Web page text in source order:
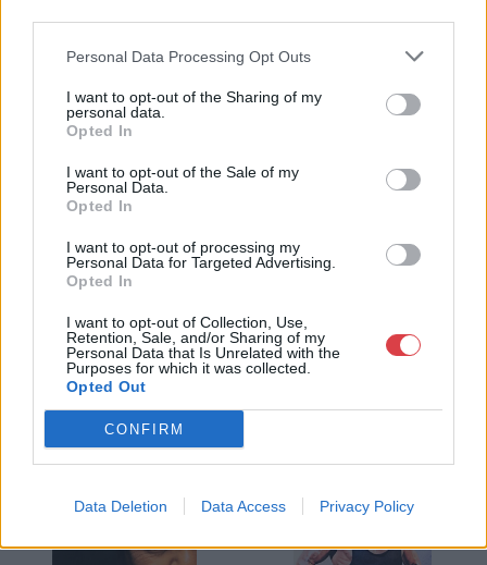
Personal Data Processing Opt Outs
I want to opt-out of the Sharing of my
personal data.
Opted In
I want to opt-out of the Sale of my
Personal Data.
Opted In
I want to opt-out of processing my
Personal Data for Targeted Advertising.
Opted In
I want to opt-out of Collection, Use,
Retention, Sale, and/or Sharing of my
Personal Data that Is Unrelated with the
Purposes for which it was collected.
Opted Out
CONFIRM
Data Deletion Data Access Privacy Policy
Bemutatkozás: Magas színvonalú festmények és műtárgyak,
bútorok, szőnyegek, üveg, porcelán és ezüst tárgyak, ékszerek,
néprajzi tárgyak értékesítése és aukcionálása. Hagyatékok és
gyűjtemények árverezése. Ingyenes értékbecslés. Árveréseinkre
GALÉRIA TOVÁBBI MŰTÁRGYAI
KAPCSOLÓDÓ MŰTÁRGYAK